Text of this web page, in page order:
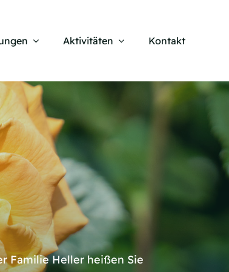
Aktivitäten Kontakt
Familie Heller heißen Sie